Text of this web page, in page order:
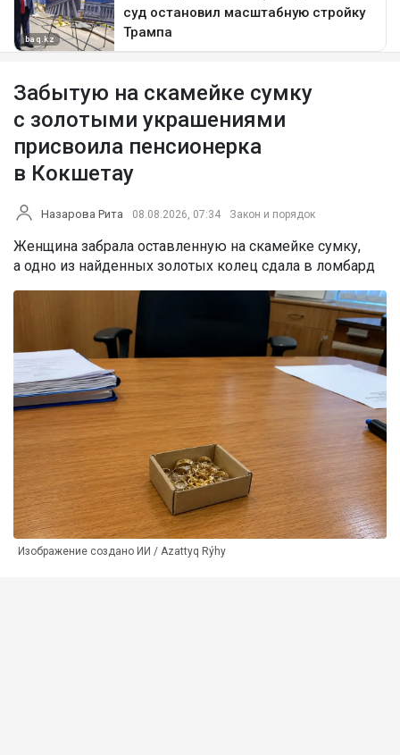
Забытую на скамейке сумку
с золотыми украшениями
присвоила пенсионерка
в Кокшетау
Назарова Рита 08.08.2026, 07:34 Закон и порядок
Женщина забрала оставленную на скамейке сумку,
а одно из найденных золотых колец сдала в ломбард
Изображение создано ИИ / Azattyq Rýhy